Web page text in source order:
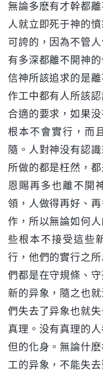
無論多麽有才幹都
人就立即死于神的
可誇的，因為不管
有多深都離不開神
信神所該追求的是
作工中都有人所該
合適的要求，如果
根本不會實行，而
隨。人對神没有認
所做的都是枉然，
恩賜再多也離不開
領，人做得再好、
作，所以無論如何
些根本不接受這些
行，他們的實行之
們都是在守規條、
新的异象，隨之也
們失去了异象也就
真理。没有真理的
但的化身。無論什
工的异象，不能失